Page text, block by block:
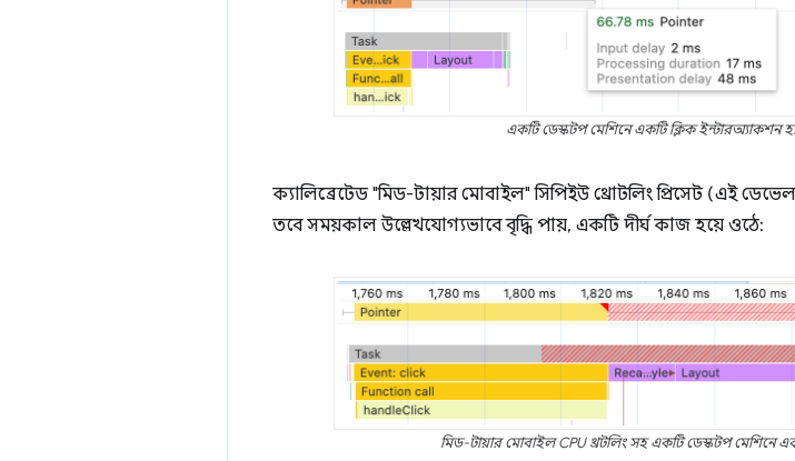
একটি ডেস্কটপ মেশিনে একটি ক্লিক ইন্টারঅ্যাকশন
ক্যালিব্রেটেড "মিড-টায়ার মোবাইল" সিপিইউ থ্রোটলিং প্রিসেট (এই
তবে সময়কাল উল্লেখযোগ্যভাবে বৃদ্ধি পায়, একটি দীর্ঘ কাজ হয়ে ওঠে:
মিড-টায়ার মোবাইল CPU থ্রটলিং সহ একটি ডেস্কটপ মেশিনে